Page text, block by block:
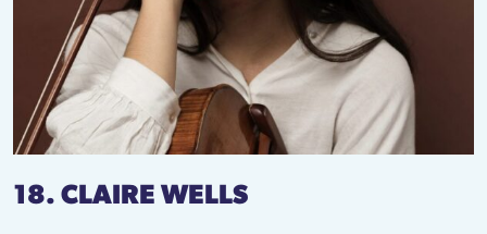
18. CLAIRE WELLS